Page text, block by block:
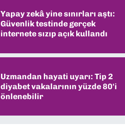
Yapay zekâ yine sınırları aştı:
Güvenlik testinde gerçek
internete sızıp açık kullandı
Uzmandan hayati uyarı: Tip 2
diyabet vakalarının yüzde 80'i
önlenebilir